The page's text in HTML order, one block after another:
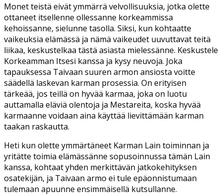
Monet teistä eivät ymmärrä velvollisuuksia, jotka olette
ottaneet itsellenne ollessanne korkeammissa
kehoissanne, sielunne tasolla. Siksi, kun kohtaatte
vaikeuksia elämässä ja nämä vaikeudet uuvuttavat teitä
liikaa, keskustelkaa tästä asiasta mielessänne. Keskustele
Korkeamman Itsesi kanssa ja kysy neuvoja. Joka
tapauksessa Taivaan suuren armon ansiosta voitte
säädellä laskevan karman prosessia. On erityisen
tärkeää, jos teillä on hyvää karmaa, joka on luotu
auttamalla eläviä olentoja ja Mestareita, koska hyvää
karmaanne voidaan aina käyttää lievittämään karman
taakan raskautta.
Heti kun olette ymmärtäneet Karman Lain toiminnan ja
yritätte toimia elämässänne sopusoinnussa tämän Lain
kanssa, kohtaat yhden merkittävän jatkokehityksen
osatekijän, ja Taivaan armo ei tule epäonnistumaan
tulemaan apuunne ensimmäisellä kutsullanne.